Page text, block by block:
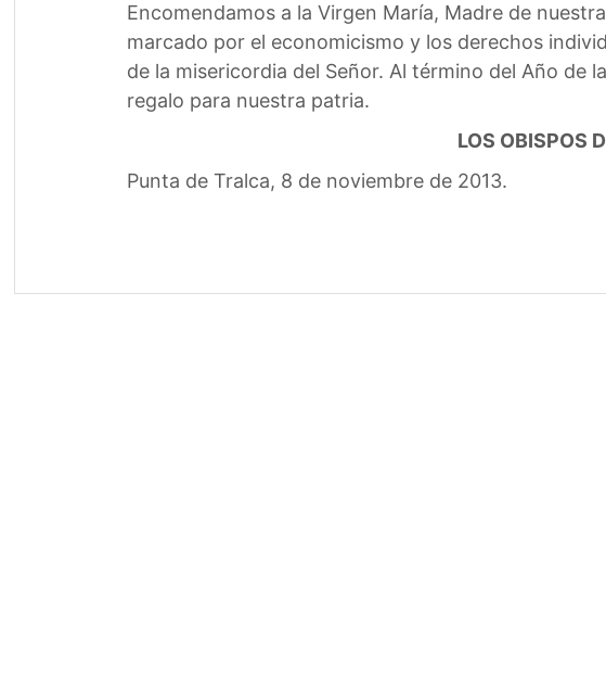
Encomendamos a la Virgen María, Madre de
marcado por el economicismo y los derechos
de la misericordia del Señor. Al término del Año de
regalo para nuestra patria.
LOS OBISPOS
Punta de Tralca, 8 de noviembre de 2013.